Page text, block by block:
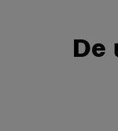
De